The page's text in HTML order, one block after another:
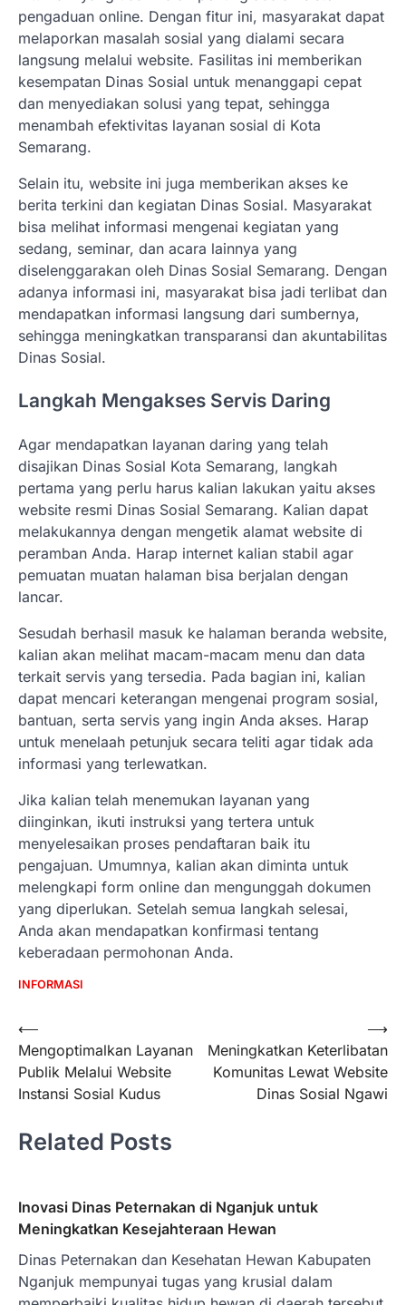
pengaduan online. Dengan fitur ini, masyarakat dapat
melaporkan masalah sosial yang dialami secara
langsung melalui website. Fasilitas ini memberikan
kesempatan Dinas Sosial untuk menanggapi cepat
dan menyediakan solusi yang tepat, sehingga
menambah efektivitas layanan sosial di Kota
Semarang.
Selain itu, website ini juga memberikan akses ke
berita terkini dan kegiatan Dinas Sosial. Masyarakat
bisa melihat informasi mengenai kegiatan yang
sedang, seminar, dan acara lainnya yang
diselenggarakan oleh Dinas Sosial Semarang. Dengan
adanya informasi ini, masyarakat bisa jadi terlibat dan
mendapatkan informasi langsung dari sumbernya,
sehingga meningkatkan transparansi dan akuntabilitas
Dinas Sosial.
Langkah Mengakses Servis Daring
Agar mendapatkan layanan daring yang telah
disajikan Dinas Sosial Kota Semarang, langkah
pertama yang perlu harus kalian lakukan yaitu akses
website resmi Dinas Sosial Semarang. Kalian dapat
melakukannya dengan mengetik alamat website di
peramban Anda. Harap internet kalian stabil agar
pemuatan muatan halaman bisa berjalan dengan
lancar.
Sesudah berhasil masuk ke halaman beranda website,
kalian akan melihat macam-macam menu dan data
terkait servis yang tersedia. Pada bagian ini, kalian
dapat mencari keterangan mengenai program sosial,
bantuan, serta servis yang ingin Anda akses. Harap
untuk menelaah petunjuk secara teliti agar tidak ada
informasi yang terlewatkan.
Jika kalian telah menemukan layanan yang
diinginkan, ikuti instruksi yang tertera untuk
menyelesaikan proses pendaftaran baik itu
pengajuan. Umumnya, kalian akan diminta untuk
melengkapi form online dan mengunggah dokumen
yang diperlukan. Setelah semua langkah selesai,
Anda akan mendapatkan konfirmasi tentang
keberadaan permohonan Anda.
INFORMASI
Navigasi
pos
⟵
Mengoptimalkan Layanan
Publik Melalui Website
Instansi Sosial Kudus
Meningkatkan Keterlibatan
Komunitas Lewat Website
Dinas Sosial Ngawi
⟶
Related Posts
Inovasi Dinas Peternakan di Nganjuk untuk
Meningkatkan Kesejahteraan Hewan
Dinas Peternakan dan Kesehatan Hewan Kabupaten
Nganjuk mempunyai tugas yang krusial dalam